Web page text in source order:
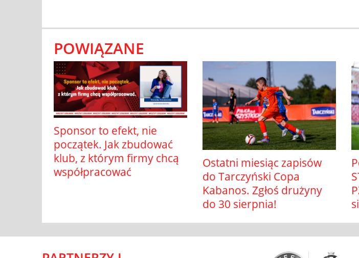
POWIĄZANE
Sponsor to efekt, nie
początek. Jak zbudować
klub, z którym firmy chcą
współpracować
Ostatni miesiąc zapisów
do Tarczyński Copa
Kabanos. Zgłoś drużyny
do 30 sierpnia!